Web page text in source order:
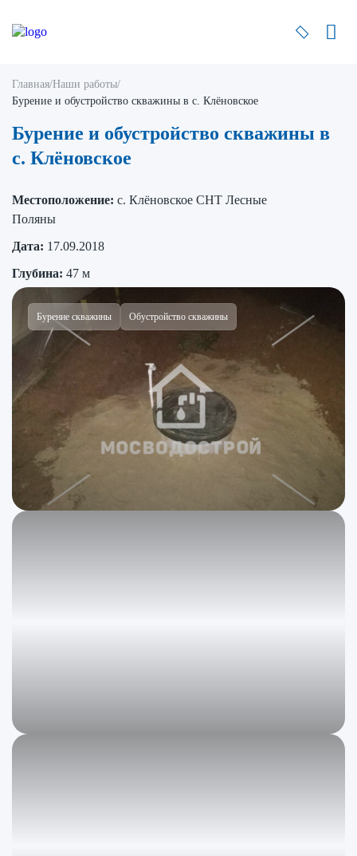
Главная/Наши работы/
Бурение и обустройство скважины в с. Клёновское
Бурение и обустройство скважины в
с. Клёновское
Местоположение: с. Клёновское СНТ Лесные
Поляны
Дата: 17.09.2018
Глубина: 47 м
Бурение скважины Обустройство скважины